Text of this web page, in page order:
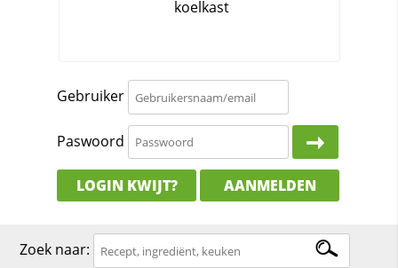
Gebruiker
Paswoord
LOGIN KWIJT? AANMELDEN
Zoek naar: